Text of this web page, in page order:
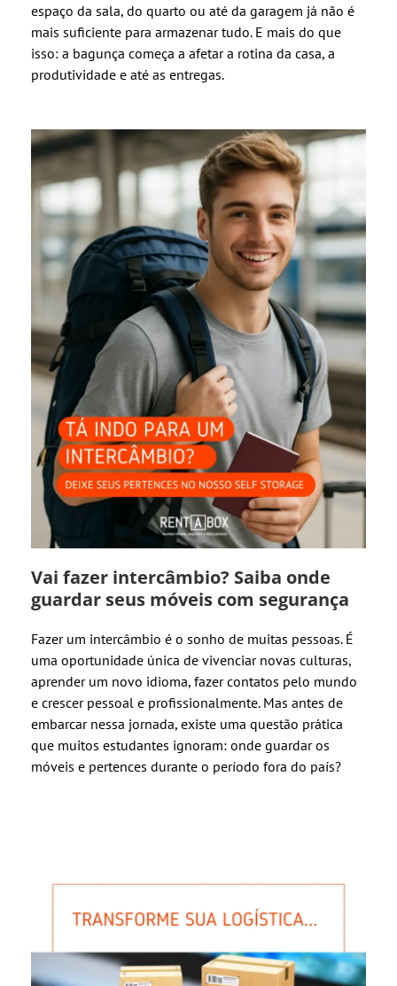
espaço da sala, do quarto ou até da garagem já não é
mais suficiente para armazenar tudo. E mais do que
isso: a bagunça começa a afetar a rotina da casa, a
produtividade e até as entregas.
Vai fazer intercâmbio? Saiba onde
guardar seus móveis com segurança
Fazer um intercâmbio é o sonho de muitas pessoas. É
uma oportunidade única de vivenciar novas culturas,
aprender um novo idioma, fazer contatos pelo mundo
e crescer pessoal e profissionalmente. Mas antes de
embarcar nessa jornada, existe uma questão prática
que muitos estudantes ignoram: onde guardar os
móveis e pertences durante o período fora do país?